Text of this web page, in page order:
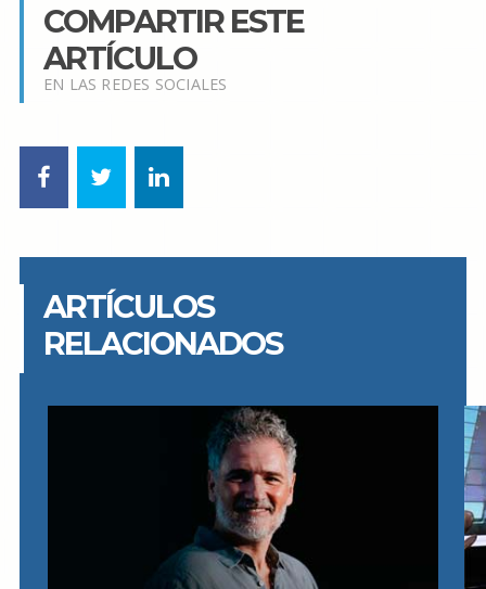
COMPARTIR ESTE
ARTÍCULO
EN LAS REDES SOCIALES
ARTÍCULOS
RELACIONADOS